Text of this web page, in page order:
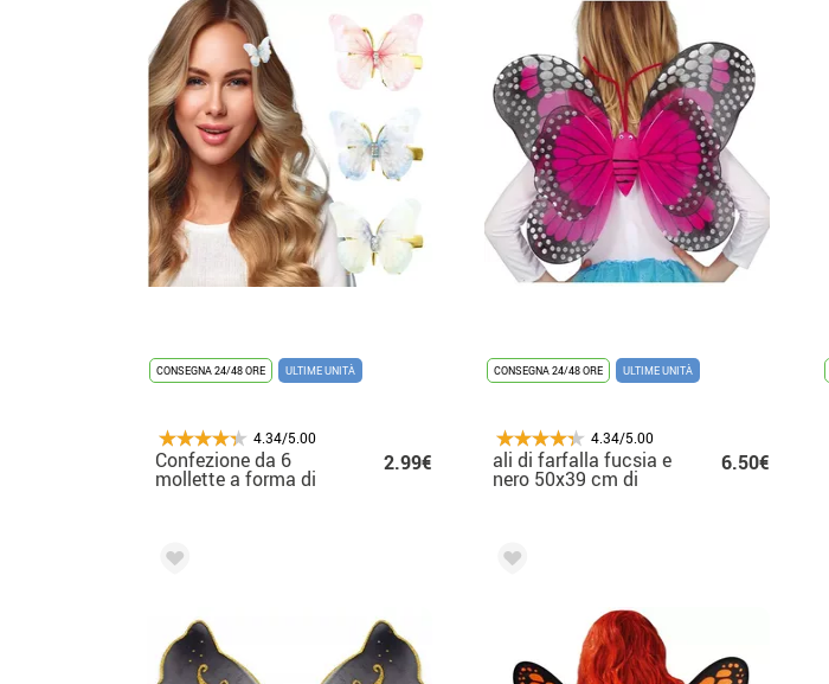
CONSEGNA 24/48 ORE ULTIME UNITÀ
4.34/5.00
Confezione da 6
mollette a forma di
2.99€
CONSEGNA 24/48 ORE ULTIME UNITÀ
4.34/5.00
ali di farfalla fucsia e
nero 50x39 cm di
6.50€